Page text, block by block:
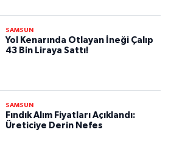
SAMSUN
Yol Kenarında Otlayan İneği Çalıp
43 Bin Liraya Sattı!
SAMSUN
Fındık Alım Fiyatları Açıklandı:
Üreticiye Derin Nefes